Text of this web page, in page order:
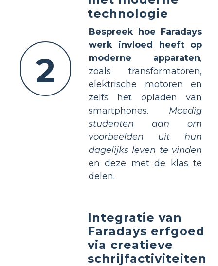
2
technologie
Bespreek hoe Faradays
werk invloed heeft op
moderne apparaten,
zoals transformatoren,
elektrische motoren en
zelfs het opladen van
smartphones. Moedig
studenten aan om
voorbeelden uit hun
dagelijks leven te vinden
en deze met de klas te
delen.
Integratie van
Faradays erfgoed
via creatieve
schrijfactiviteiten